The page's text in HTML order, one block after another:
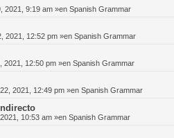
2021, 9:19 am »en Spanish Grammar
2021, 12:52 pm »en Spanish Grammar
2021, 12:50 pm »en Spanish Grammar
2021, 12:49 pm »en Spanish Grammar
10:53 am »en Spanish Grammar